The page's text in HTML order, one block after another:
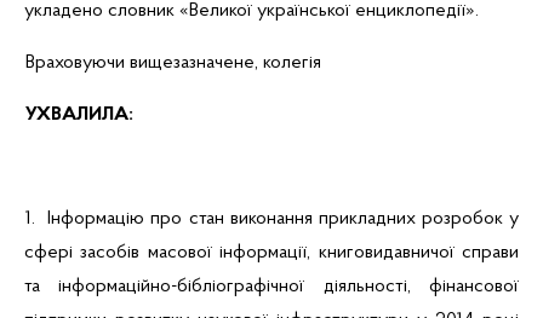
укладено словник «Великої української енциклопедії».
Враховуючи вищезазначене, колегія
УХВАЛИЛА:
1. Інформацію про стан виконання прикладних розробок у
сфері засобів масової інформації, книговидавничої справи
та інформаційно-бібліографічної діяльності, фінансової